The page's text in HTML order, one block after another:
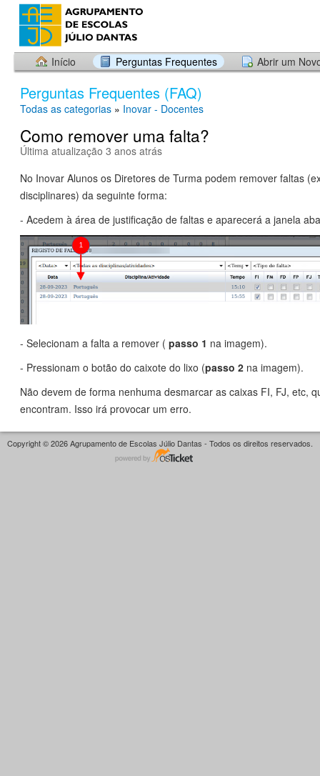
Início Perguntas Frequentes Abrir um
Perguntas Frequentes (FAQ)
Todas as categorias » Inovar - Docentes
Como remover uma falta?
Última atualização 3 anos atrás
No Inovar Alunos os Diretores de Turma podem remover faltas
disciplinares) da seguinte forma:
- Acedem à área de justificação de faltas e aparecerá a janela
- Selecionam a falta a remover ( passo 1 na imagem).
- Pressionam o botão do caixote do lixo (passo 2 na imagem).
Não devem de forma nenhuma desmarcar as caixas FI, FJ, etc,
encontram. Isso irá provocar um erro.
Copyright © 2026 Agrupamento de Escolas Júlio Dantas - Todos os direitos reservados.